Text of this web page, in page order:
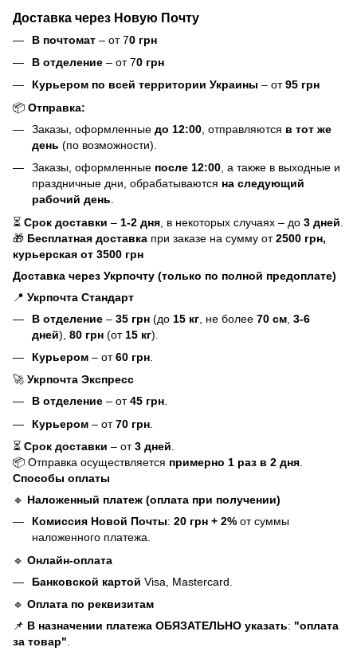
Доставка через Новую Почту
В почтомат – от 70 грн
В отделение – от 70 грн
Курьером по всей территории Украины – от95 грн
📦 Отправка:
Заказы, оформленные до 12:00 , отправляются в тот же
день (по возможности).
Заказы, оформленные после 12:00 , а также в выходные и
праздничные дни, обрабатываются на следующий
рабочий день
⏳ Срок доставки – 1-2 дня , в некоторых случаях – до 3 дней
🎁 Бесплатная доставка при заказе на сумму от2500 грн,
курьерская от 3500 грн
Доставка через Укрпочту (только по полной предоплате)
📍 Укрпочта Стандарт
В отделение – 35 грн (до 15 кг , не более 70 см 3-6
дней), 80 грн (от 15 кг).
Курьером – от60 грн
🚀 Укрпочта Экспресс
В отделение – от45 грн.
Курьером – от70 грн
⏳ Срок доставки – от3 дней
📦 Отправка осуществляется примерно 1 раз в 2 дня
Способы оплаты
🔹 Наложенный платеж (оплата при получении)
Комиссия Новой Почты: 20 грн + 2% от суммы
наложенного платежа.
🔹 Онлайн-оплата
Банковской картой Visa, Mastercard.
🔹 Оплата по реквизитам
📌 В назначении платежа ОБЯЗАТЕЛЬНО указать: "оплата
за товар"